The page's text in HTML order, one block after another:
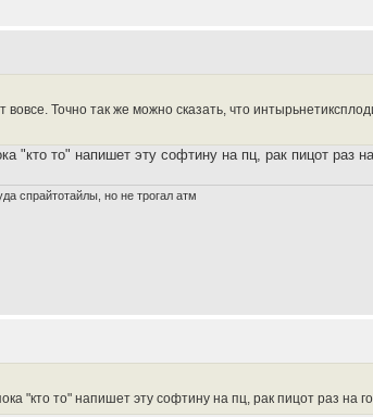
вовсе. Точно так же можно сказать, что
"кто то" напишет эту софтину на пц, рак пицот раз
спрайтотайлы, но не трогал атм
"кто то" напишет эту софтину на пц, рак пицот раз на